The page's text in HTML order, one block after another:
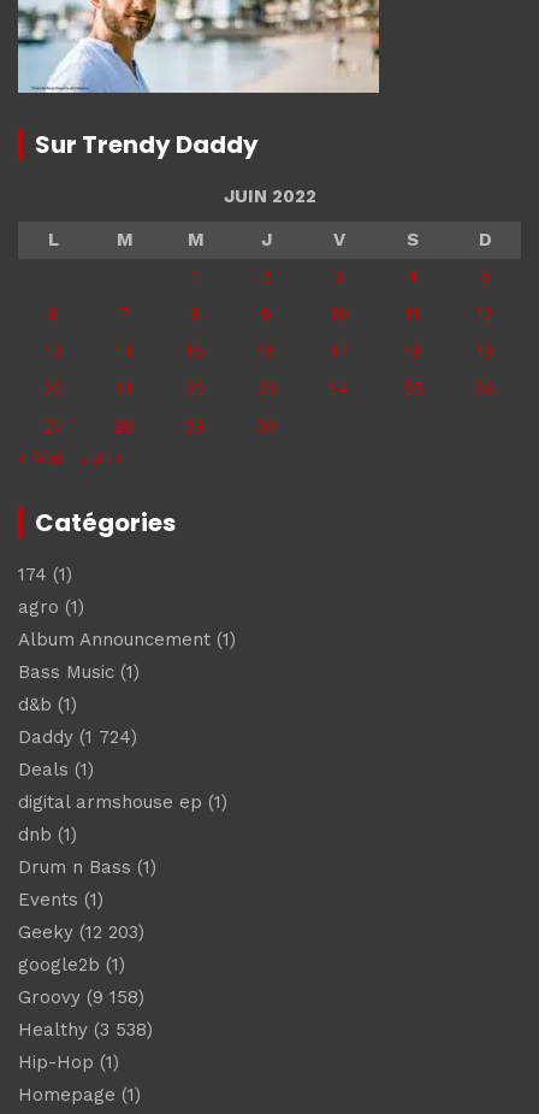
Sur Trendy Daddy
JUIN 2022
L
M M J V S
D
1
2 3 4
5
6
7 8 9 10 11
12
13
14 15 16 17 18
19
20
21 22 23 24 25
26
27
28 29
30
« Mai
Juil »
Catégories
174 (1)
agro (1)
Album Announcement (1)
Bass Music (1)
d&b (1)
Daddy (1 724)
Deals (1)
digital armshouse ep (1)
dnb (1)
Drum n Bass (1)
Events (1)
Geeky (12 203)
google2b (1)
Groovy (9 158)
Healthy (3 538)
Hip-Hop (1)
Homepage (1)